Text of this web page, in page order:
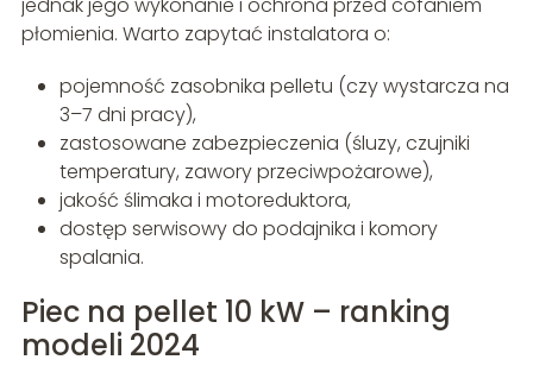
płomienia. Warto zapytać instalatora o:
pojemność zasobnika pelletu (czy wystarcza na
3–7 dni pracy),
zastosowane zabezpieczenia (śluzy, czujniki
temperatury, zawory przeciwpożarowe),
jakość ślimaka i motoreduktora,
dostęp serwisowy do podajnika i komory
spalania.
Piec na pellet 10 kW – ranking
modeli 2024